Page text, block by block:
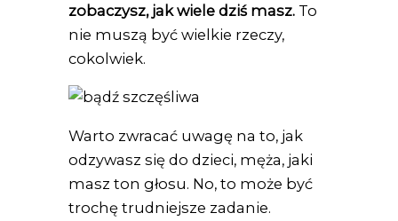
zobaczysz, jak wiele dziś masz.To
nie muszą być wielkie rzeczy,
cokolwiek.
Warto zwracać uwagę na to, jak
odzywasz się do dzieci, męża, jaki
masz ton głosu. No, to może być
trochę trudniejsze zadanie.